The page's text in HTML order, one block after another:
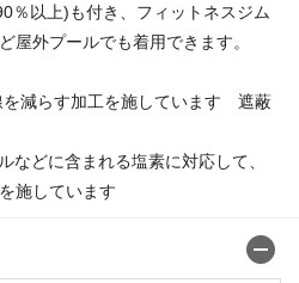
％以上)も付き、フィットネスジム
屋外プールでも着用できます。
を減らす加工を施しています 遮蔽
などに含まれる塩素に対応して、
施しています